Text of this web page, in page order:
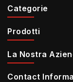
Categorie
Prodotti
La Nostra
Contact